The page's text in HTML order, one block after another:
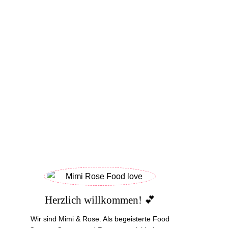
Herzlich willkommen! 💕
Wir sind Mimi & Rose. Als begeisterte Food